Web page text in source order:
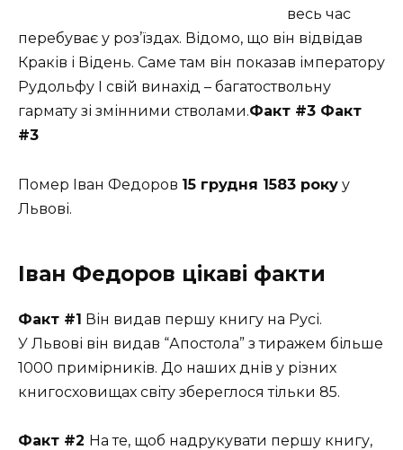
весь час
перебуває у роз’їздах. Відомо, що він відвідав
Краків і Відень. Саме там він показав імператору
Рудольфу І свій винахід – багатоствольну
гармату зі змінними стволами.Факт #3 Факт
#3
Помер Іван Федоров 15 грудня 1583 року у
Львові.
Іван Федоров цікаві факти
Факт #1 Він видав першу книгу на Русі.
У Львові він видав “Апостола” з тиражем більше
1000 примірників. До наших днів у різних
книгосховищах світу збереглося тільки 85.
Факт #2 На те, щоб надрукувати першу книгу,